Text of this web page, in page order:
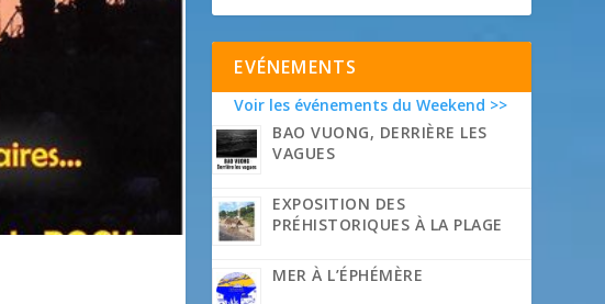
EVÉNEMENTS
Voir les événements du Weekend >>
BAO VUONG, DERRIÈRE LES
VAGUES
EXPOSITION DES
PRÉHISTORIQUES À LA PLAGE
MER À L’ÉPHÉMÈRE